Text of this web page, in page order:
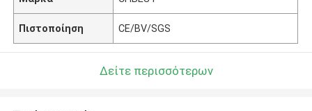
Πιστοποίηση CE/BV/SGS
Δείτε περισσότερων